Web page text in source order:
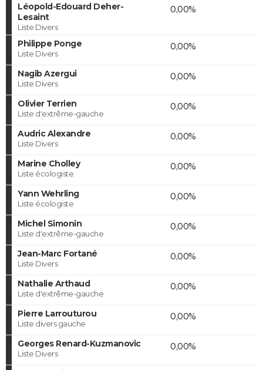
Léopold-Edouard Deher-
Lesaint
Liste Divers
0,00%
Philippe Ponge
Liste Divers
0,00%
Nagib Azergui
Liste Divers
0,00%
Olivier Terrien
Liste d'extrême-gauche
0,00%
Audric Alexandre
Liste Divers
0,00%
Marine Cholley
Liste écologiste
0,00%
Yann Wehrling
Liste écologiste
0,00%
Michel Simonin
Liste d'extrême-gauche
0,00%
Jean-Marc Fortané
Liste Divers
0,00%
Nathalie Arthaud
Liste d'extrême-gauche
0,00%
Pierre Larrouturou
Liste divers gauche
0,00%
Georges Renard-Kuzmanovic
Liste Divers
0,00%